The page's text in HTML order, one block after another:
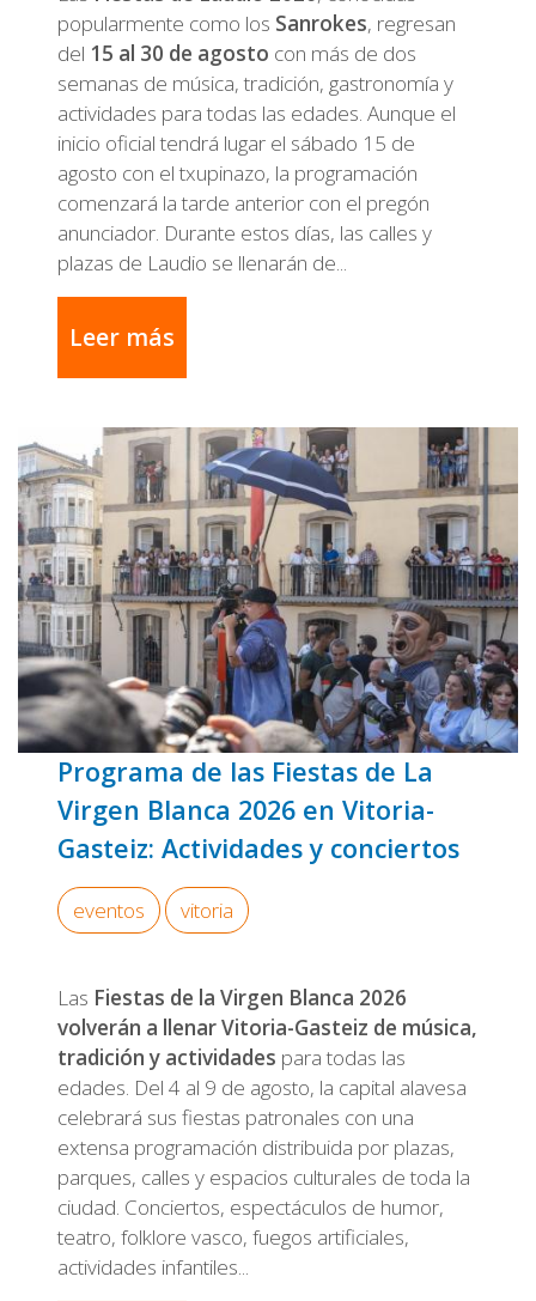
popularmente como los Sanrokes, regresan
del 15 al 30 de agosto con más de dos
semanas de música, tradición, gastronomía y
actividades para todas las edades. Aunque el
inicio oficial tendrá lugar el sábado 15 de
agosto con el txupinazo, la programación
comenzará la tarde anterior con el pregón
anunciador. Durante estos días, las calles y
plazas de Laudio se llenarán de...
Leer más
Programa de las Fiestas de La
Virgen Blanca 2026 en Vitoria-
Gasteiz: Actividades y conciertos
eventos vitoria
Las Fiestas de la Virgen Blanca 2026
volverán a llenar Vitoria-Gasteiz de música,
tradición y actividades para todas las
edades. Del 4 al 9 de agosto, la capital alavesa
celebrará sus fiestas patronales con una
extensa programación distribuida por plazas,
parques, calles y espacios culturales de toda la
ciudad. Conciertos, espectáculos de humor,
teatro, folklore vasco, fuegos artificiales,
actividades infantiles...